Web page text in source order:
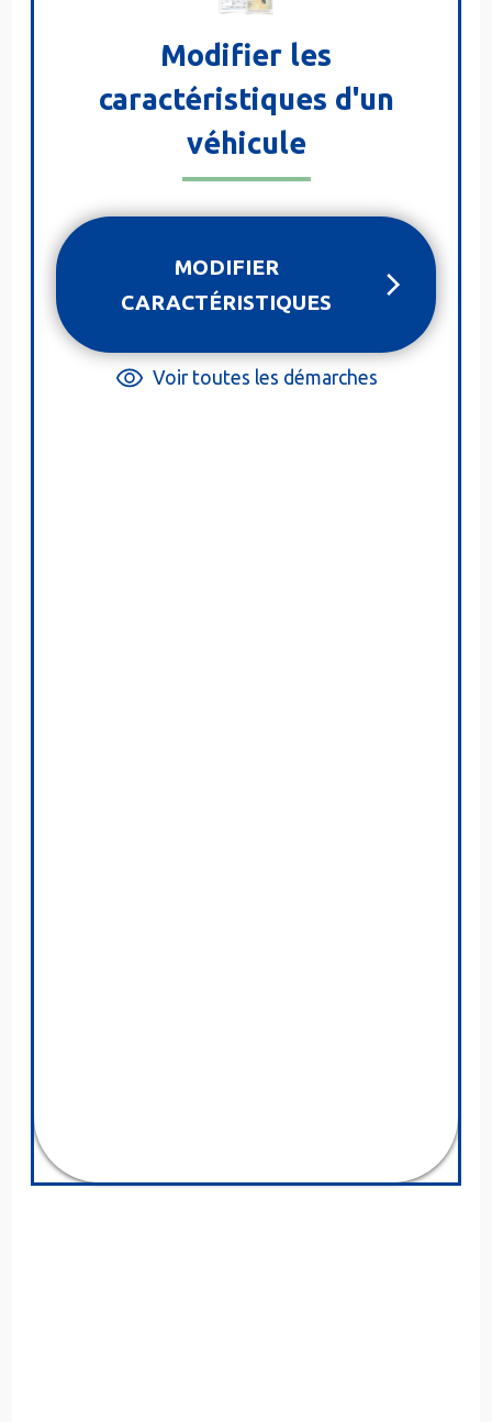
Modifier les
caractéristiques d'un
véhicule
MODIFIER
CARACTÉRISTIQUES
Voir toutes les démarches